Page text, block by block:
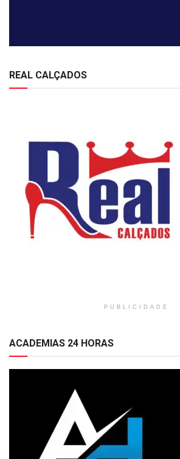
REAL CALÇADOS
PUBLICIDADE
ACADEMIAS 24 HORAS